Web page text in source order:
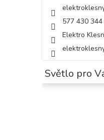
577 430 344
Elektro
Světlo pro